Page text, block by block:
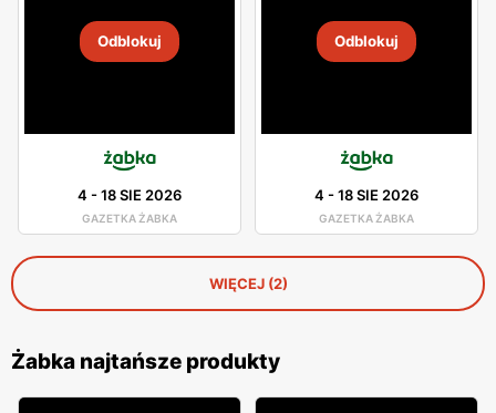
Odblokuj
4 -18 SIE 2026
GAZETKA ŻABKA
Odblokuj
4 -18 SIE 2026
GAZETKA ŻABKA
WIĘCEJ (2)
Żabka najtańsze produkty